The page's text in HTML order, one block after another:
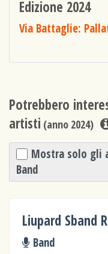
Edizione 2024
Via Battaglie:
Potrebbero
artisti (anno 2024)
Mostra solo gli
Band
Liupard Sband
Band